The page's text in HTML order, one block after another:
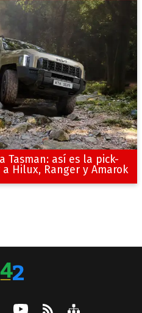
Tasman: así es la pick-
Hilux, Ranger y Amarok